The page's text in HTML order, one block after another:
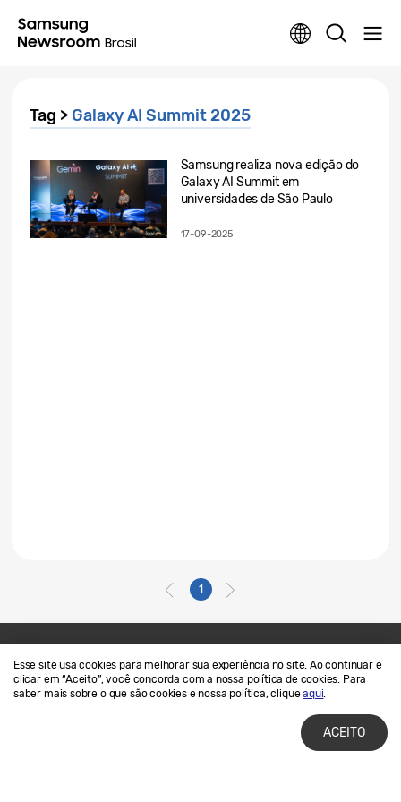
Esse site usa cookies para melhorar sua experiência no site. Ao continuar e
clicar em “Aceito”, você concorda com a nossa política de cookies. Para
saber mais sobre o que são cookies e nossa política, cliqueaqui.
ACEITO
Tag > Galaxy AI Summit 2025
Samsung realiza nova edição do
Galaxy AI Summit em
universidades de São Paulo
17-09-2025
1
Contato
SAMSUNG.COM
Termos de Uso
Privacidade e Cookies